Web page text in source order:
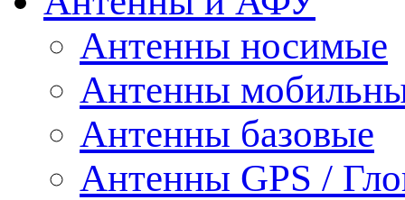
Антенны носимые
Антенны
Антенны базовые
Антенны GPS /